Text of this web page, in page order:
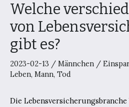
Welche
von
gibt es?
2023-02-13 / Männchen /
Leben, Mann, Tod
Die